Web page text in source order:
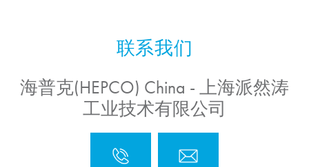
海普克(HEPCO) China - 上海派然涛
工业技术有限公司